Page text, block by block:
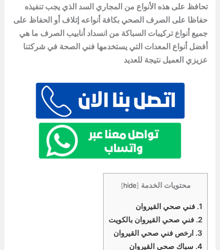
تحافظ على هذه الأنواع من المجاري السد الذي يجب تنفيذه
حفاظا على الصرف الصحي بكافة أنواعه إتلاف أو الحفاظ على
جميع أنواع تركيبات السباكة من انسداد أنابيب الصرف ما هي
أفضل أنواع المعدات التي يستخدمها فني الصحة في شركتنا
عزيزي العميل نتيجة للعديد
محتويات الخدمة [
hide
]
1. فني صحي القيروان
2. فني صحي القيروان بالكويت
3. ارخص فني صحي القيروان
4. سباك صحي القيروان